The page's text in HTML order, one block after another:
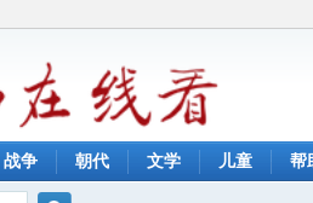
战争 朝代 文学 儿童 帮